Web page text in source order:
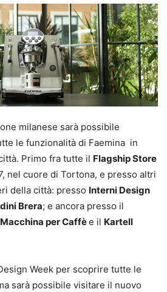
milanese sarà possibile
le funzionalità di Faemina in
Primo fra tutte il Flagship Store
nel cuore di Tortona, e presso altri
della città: presso Interni Design
Brera; e ancora presso il
per Caffèe il Kartell
Week per scoprire tutte le
sarà possibile visitare il nuovo